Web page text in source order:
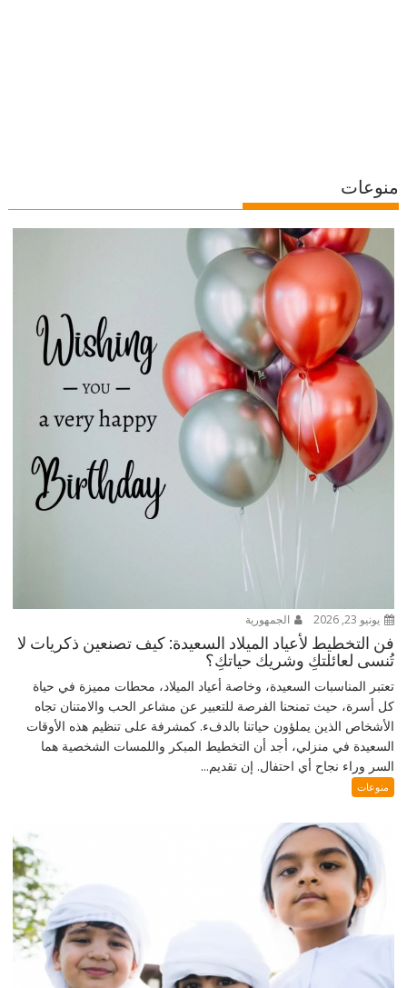
منوعات
يونيو 23, 2026 الجمهورية
فن التخطيط لأعياد الميلاد السعيدة: كيف تصنعين ذكريات لا
تُنسى لعائلتكِ وشريك حياتكِ؟
تعتبر المناسبات السعيدة، وخاصة أعياد الميلاد، محطات مميزة في حياة
كل أسرة، حيث تمنحنا الفرصة للتعبير عن مشاعر الحب والامتنان تجاه
الأشخاص الذين يملؤون حياتنا بالدفء. كمشرفة على تنظيم هذه الأوقات
السعيدة في منزلي، أجد أن التخطيط المبكر واللمسات الشخصية هما
السر وراء نجاح أي احتفال. إن تقديم...
منوعات